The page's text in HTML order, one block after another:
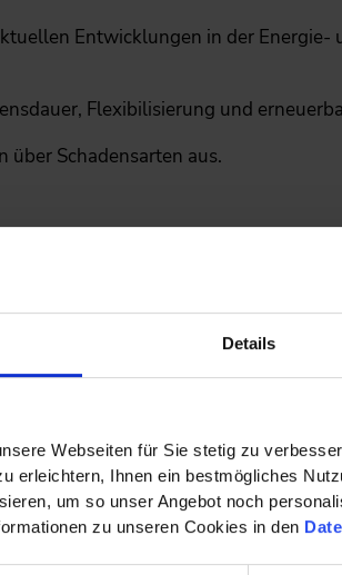
Details
Webseiten für Sie stetig zu
erleichtern, Ihnen ein bestmögliches
um so unser Angebot noch
zu unseren Cookies in den
Entwicklungen in der
Flexibilisierung und
über Schadensarten aus.
Sie auf der
Tagung erwarten Sie zahlreiche
Potential und aktueller
durch Wind, Biogas und Wasser
und petrochemischen Industrie